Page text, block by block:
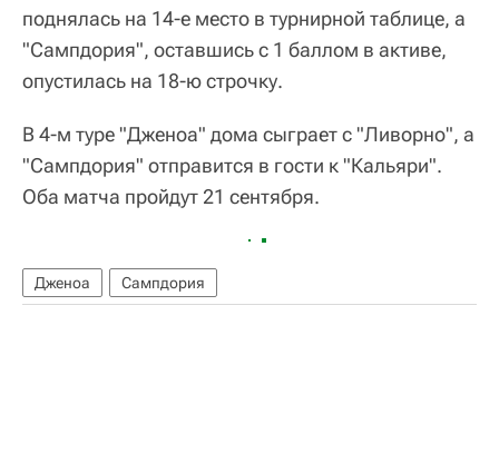
поднялась на 14-е место в турнирной таблице, а
"Сампдория", оставшись с 1 баллом в активе,
опустилась на 18-ю строчку.
В 4-м туре "Дженоа" дома сыграет с "Ливорно", а
"Сампдория" отправится в гости к "Кальяри".
Оба матча пройдут 21 сентября.
Дженоа Сампдория